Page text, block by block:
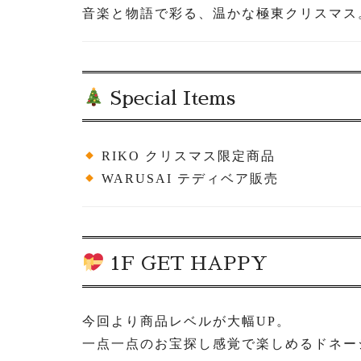
音楽と物語で彩る、温かな極東クリスマス
Special Items
RIKO クリスマス限定商品
WARUSAI テディベア販売
1F GET HAPPY
今回より商品レベルが大幅UP。
一点一点のお宝探し感覚で楽しめるドネー